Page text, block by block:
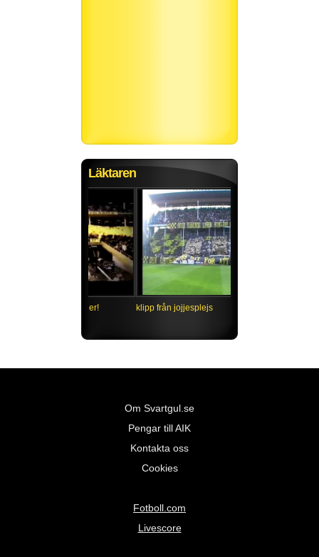
Läktaren
4 minuter gåshud väntar er!
Om Svartgul.se
Pengar till AIK
Kontakta oss
Cookies
Fotboll.com
Livescore